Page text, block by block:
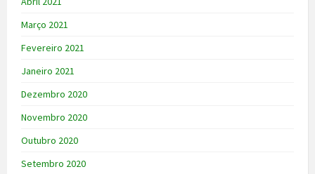
Março 2021
Fevereiro 2021
Janeiro 2021
Dezembro 2020
Novembro 2020
Outubro 2020
Setembro 2020